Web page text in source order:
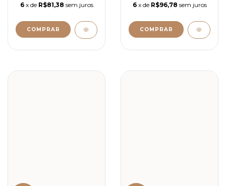
6 x de R$81,38 sem juros
COMPRAR
6 x de R$96,78 sem juros
COMPRAR